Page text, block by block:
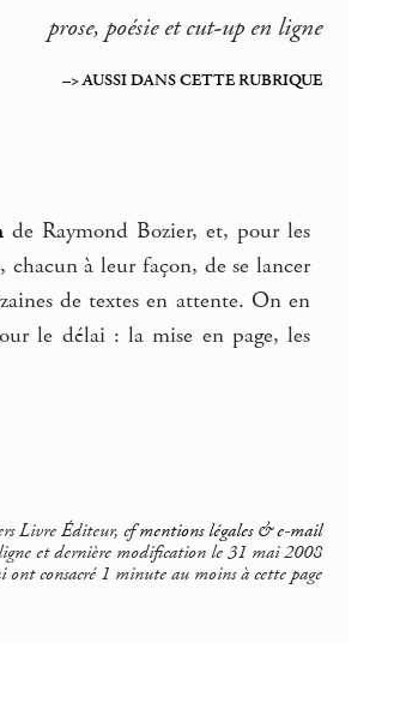
prose, poésie et cut-up en ligne
–> AUSSI DANS CETTE RUBRIQUE
de Raymond Bozier, et, pour les
à leur façon, de se lancer
de textes en attente. On en
le délai : la mise en page, les
Livre Éditeur, cfmentions légales & e-mail
et dernière modification le 31 mai 2008
consacré 1 minute au moins à cette page